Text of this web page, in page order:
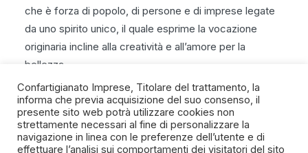
che è forza di popolo, di persone e di imprese legate
da uno spirito unico, il quale esprime la vocazione
originaria incline alla creatività e all’amore per la
bellezza.
SPIRITO ARTIGIANO
Confartigianato Imprese, Titolare del trattamento, la
informa che previa acquisizione del suo consenso, il
presente sito web potrà utilizzare cookies non
strettamente necessari al fine di personalizzare la
navigazione in linea con le preferenze dell’utente e di
effettuare l’analisi sui comportamenti dei visitatori del sito